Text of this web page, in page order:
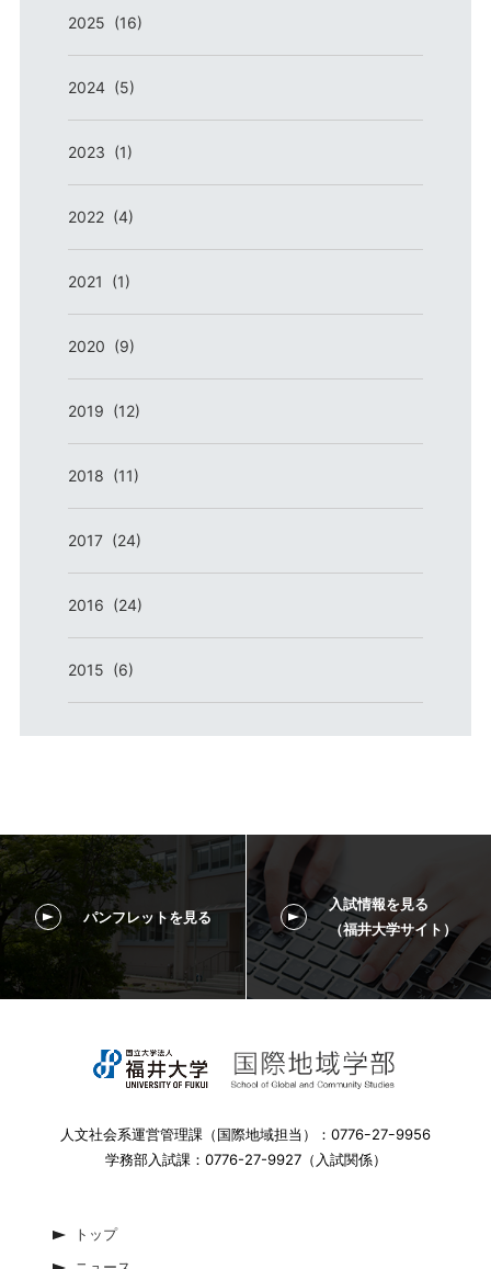
2025 (16)
2024 (5)
2023 (1)
2022 (4)
2021 (1)
2020 (9)
2019 (12)
2018 (11)
2017 (24)
2016 (24)
2015 (6)
パンフレットを見る
入試情報を見る
（福井大学サイト）
人文社会系運営管理課（国際地域担当）：0776ｰ27ｰ9956
学務部入試課：0776-27-9927（入試関係）
トップ